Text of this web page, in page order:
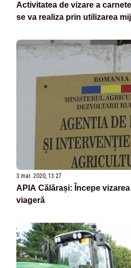
Activitatea de vizare a
se va realiza prin utilizarea
3 mar. 2020, 13:27
APIA Călărași: Începe
viageră